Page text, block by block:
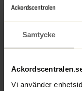
Samtycke
Vi använder
rekonstruktörer
För
arbetsmoment